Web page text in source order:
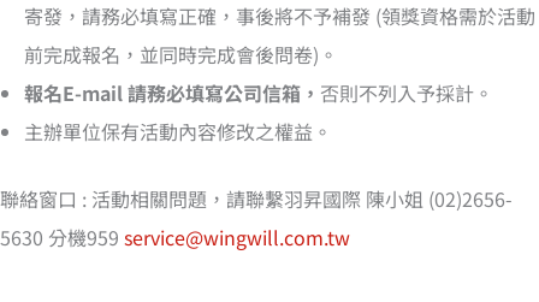
寄發，請務必填寫正確，事後將不予補發 (領獎資格需於活動
前完成報名，並同時完成會後問卷)。
報名E-mail 請務必填寫公司信箱， 否則不列入予採計。
主辦單位保有活動內容修改之權益。
聯絡窗口 : 活動相關問題，請聯繫羽昇國際 陳小姐 (02)2656-
5630 分機959 service@wingwill.com.tw